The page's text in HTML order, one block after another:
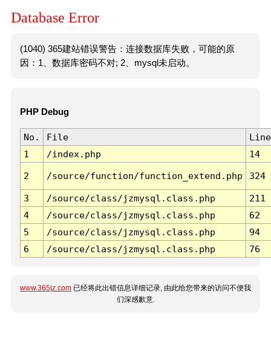
Database Error
(1040) 365建站错误警告：连接数据库失败，可能的原
因：1、数据库密码不对; 2、mysql未启动。
PHP Debug
No. File
Line
1
/index.php 14
2 /source/function/function_extend.php 324
3 /source/class/jzmysql.class.php
211
4
/source/class/jzmysql.class.php
62
5
/source/class/jzmysql.class.php
94
6
/source/class/jzmysql.class.php 76
www.365jz.com 已经将此出错信息详细记录, 由此给您带来的访问不便我
们深感歉意.